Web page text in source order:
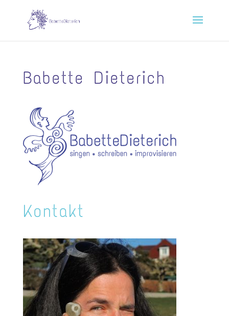
Babette Dieterich
Kontakt